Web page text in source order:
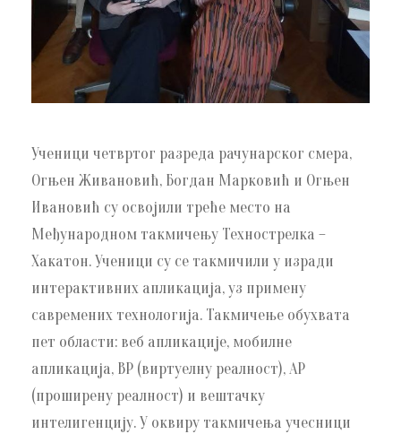
Ученици четвртог разреда рачунарског смера,
Огњен Живановић, Богдан Марковић и Огњен
Ивановић су освојили треће место на
Међународном такмичењу Технострелка –
Хакатон. Ученици су се такмичили у изради
интерактивних апликација, уз примену
савремених технологија. Такмичење обухвата
пет области: веб апликације, мобилне
апликација, ВР (виртуелну реалност), АР
(проширену реалност) и вештачку
интелигенцију. У оквиру такмичења учесници